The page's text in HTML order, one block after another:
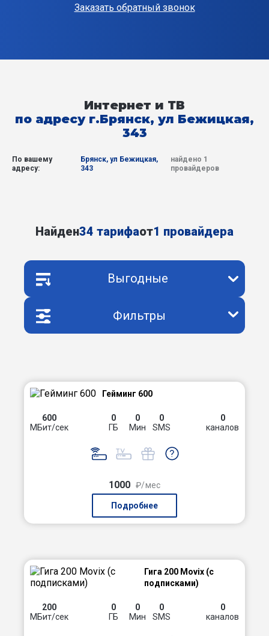
Заказать обратный звонок
Интернет и ТВ
по адресу г.Брянск, ул Бежицкая,
343
По вашему
адресу:
Брянск, ул Бежицкая,
343
найдено 1
провайдеров
Найден34 тарифаот1 провайдера
Выгодные
Фильтры
Гейминг 600
600
МБит/сек
0
ГБ
0
Мин
0
SMS
0
каналов
1000 ₽/мес
Подробнее
Гига 200 Movix (с
подписками)
200
МБит/сек
0
ГБ
0
Мин
0
SMS
0
каналов